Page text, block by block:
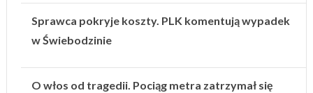
Sprawca pokryje koszty. PLK komentują wypadek
w Świebodzinie
O włos od tragedii. Pociąg metra zatrzymał się